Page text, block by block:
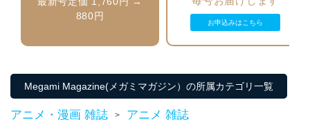
個人データを取り扱う機器等のオペレーティング
システムを最新の状態に保持しています。
ソフトウェア等を導入し、自動更新 機能等の活用
情報システムの使用に伴う漏洩等の防止
メール等により個人データの含まれるファイルを
送信する場合に、当該ファイルへのパスワードを
880円
お申込みはこちら
Megami Magazine(メガミマガジン）の所属カテゴリ一覧
アニメ・漫画 雑誌 > アニメ 雑誌